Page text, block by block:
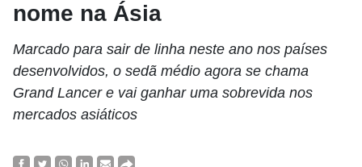
nome na Ásia
Marcado para sair de linha neste ano nos países
desenvolvidos, o sedã médio agora se chama
Grand Lancer e vai ganhar uma sobrevida nos
mercados asiáticos